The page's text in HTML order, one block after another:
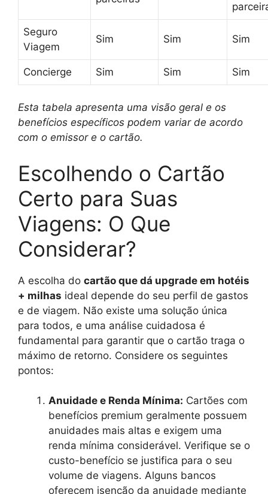
Seguro
Viagem
Sim Sim Sim
Concierge Sim Sim Sim
Esta tabela apresenta uma visão geral e os
benefícios específicos podem variar de acordo
com o emissor e o cartão.
Escolhendo o Cartão
Certo para Suas
Viagens: O Que
Considerar?
A escolha do cartão que dá upgrade em hotéis
+ milhas ideal depende do seu perfil de gastos
e de viagem. Não existe uma solução única
para todos, e uma análise cuidadosa é
fundamental para garantir que o cartão traga o
máximo de retorno. Considere os seguintes
pontos:
Anuidade e Renda Mínima: Cartões com
benefícios premium geralmente possuem
anuidades mais altas e exigem uma
renda mínima considerável. Verifique se o
custo-benefício se justifica para o seu
volume de viagens. Alguns bancos
oferecem isenção da anuidade mediante